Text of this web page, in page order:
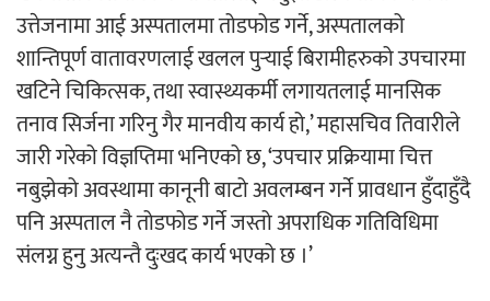
अर्जुन चन्द्रको ‘संवेदनाका प्रतिध्वनि’
मुक्तकसङ्ग्रह लोकार्पण
‘दुर्गा’ निर्माण गर्दै सम्राट
उत्तेजनामा आई अस्पतालमा तोडफोड गर्ने, अस्पतालको
शान्तिपूर्ण वातावरणलाई खलल पुर्‍याई बिरामीहरुको उपचारमा
खटिने चिकित्सक, तथा स्वास्थ्यकर्मी लगायतलाई मानसिक
तनाव सिर्जना गरिनु गैर मानवीय कार्य हो,’ महासचिव तिवारीले
जारी गरेको विज्ञप्तिमा भनिएको छ, ‘उपचार प्रक्रियामा चित्त
नबुझेको अवस्थामा कानूनी बाटो अवलम्बन गर्ने प्रावधान हुँदाहुँदै
पनि अस्पताल नै तोडफोड गर्ने जस्तो अपराधिक गतिविधिमा
संलग्न हुनु अत्यन्तै दुःखद कार्य भएको छ ।’